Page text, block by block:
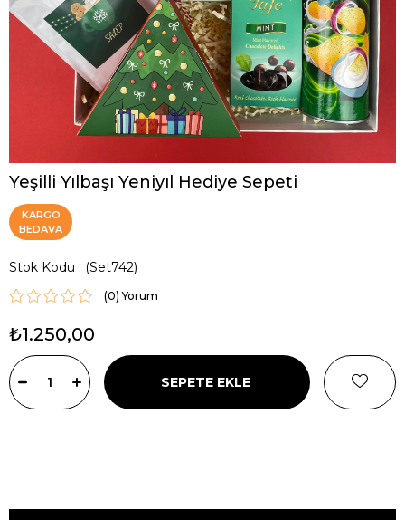
Yeşilli Yılbaşı Yeniyıl Hediye Sepeti
KARGO
BEDAVA
Stok Kodu (Set742)
(0)
₺1.250,00